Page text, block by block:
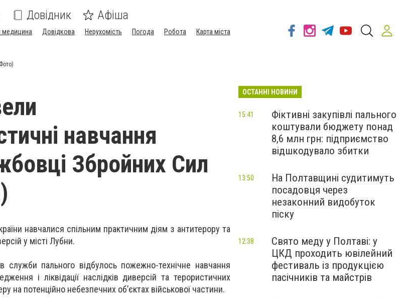
Довідник Афіша
медицина Довідкова Нерухомість Погода Робота
Карта міста
навчання
Збройних Сил
навчалися спільним практичним діям з антитерору та
у місті Лубни.
служби пального відбулось пожежно-технічне навчання
і ліквідації наслідків диверсій та терористичних
на потенційно небезпечних об’єктах військової частини.
ОСТАННІ НОВИНИ
Фіктивні закупівлі пального
коштували бюджету понад
8,6 млн грн: підприємство
відшкодувало збитки
15:41
На Полтавщині судитимуть
посадовця через
незаконний видобуток
піску
13:50
Свято меду у Полтаві: у
ЦКД проходить ювілейний
фестиваль із продукцією
пасічників та майстрів
12:38